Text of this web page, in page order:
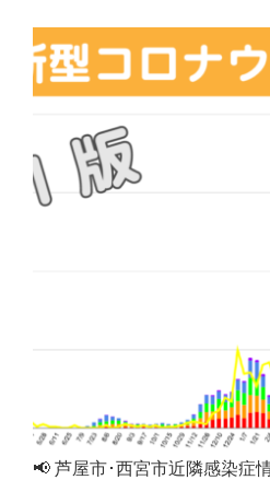
📢 芦屋市･西宮市近隣感染症